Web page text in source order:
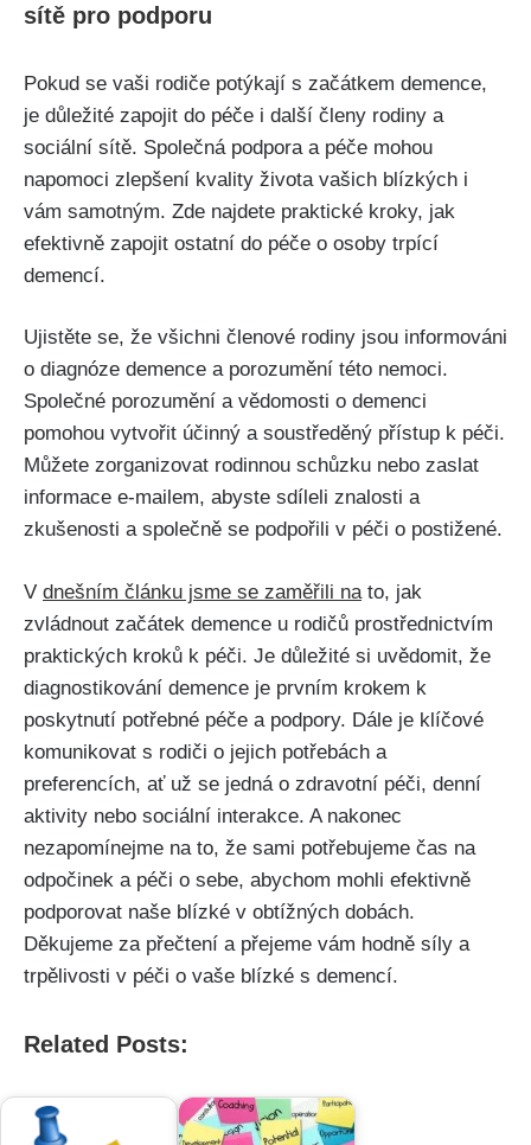
sítě pro podporu
Pokud se vaši rodiče potýkají s začátkem demence,
je důležité zapojit do péče i další členy rodiny a
sociální sítě. Společná podpora a péče mohou
napomoci zlepšení kvality života vašich blízkých i
vám samotným. Zde najdete praktické kroky, jak
efektivně zapojit ostatní do péče o osoby trpící
demencí.
Ujistěte se, že všichni členové rodiny jsou informováni
o diagnóze demence a porozumění této nemoci.
Společné porozumění a vědomosti o demenci
pomohou vytvořit účinný a soustředěný přístup k péči.
Můžete zorganizovat rodinnou schůzku nebo zaslat
informace e-mailem, abyste sdíleli znalosti a
zkušenosti a společně se podpořili v péči o postižené.
V dnešním článku jsme se zaměřili nato, jak
zvládnout začátek demence u rodičů prostřednictvím
praktických kroků k péči. Je důležité si uvědomit, že
diagnostikování demence je prvním krokem k
poskytnutí potřebné péče a podpory. Dále je klíčové
komunikovat s rodiči o jejich potřebách a
preferencích, ať už se jedná o zdravotní péči, denní
aktivity nebo sociální interakce. A nakonec
nezapomínejme na to, že sami potřebujeme čas na
odpočinek a péči o sebe, abychom mohli efektivně
podporovat naše blízké v obtížných dobách.
Děkujeme za přečtení a přejeme vám hodně síly a
trpělivosti v péči o vaše blízké s demencí.
Related Posts: